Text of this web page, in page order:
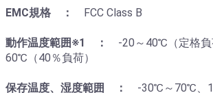
EMC規格 ： FCC Class B
動作温度範囲※1 ： -20～40℃（定格負
60℃（40％負荷）
保存温度、湿度範囲 ： -30℃～70℃、